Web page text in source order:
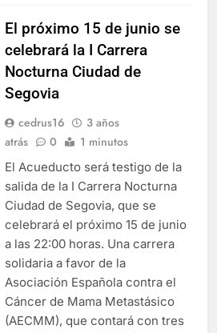
El próximo 15 de junio se
celebrará la I Carrera
Nocturna Ciudad de
Segovia
cedrus16
3 años
atrás
0 1 minutos
El Acueducto será testigo de la
salida de la I Carrera Nocturna
Ciudad de Segovia, que se
celebrará el próximo 15 de junio
a las 22:00 horas. Una carrera
solidaria a favor de la
Asociación Española contra el
Cáncer de Mama Metastásico
(AECMM), que contará con tres